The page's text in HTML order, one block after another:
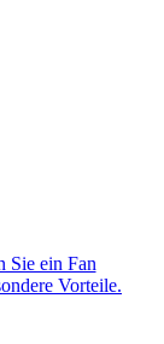
Sie ein Fan
Vorteile.